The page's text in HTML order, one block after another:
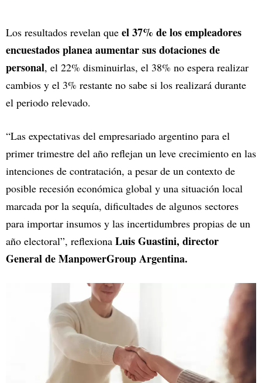
Los resultados revelan que el 37% de los empleadores
encuestados planea aumentar sus dotaciones de
personal, el 22% disminuirlas, el 38% no espera realizar
cambios y el 3% restante no sabe si los realizará durante
el periodo relevado.
“Las expectativas del empresariado argentino para el
primer trimestre del año reflejan un leve crecimiento en las
intenciones de contratación, a pesar de un contexto de
posible recesión económica global y una situación local
marcada por la sequía, dificultades de algunos sectores
para importar insumos y las incertidumbres propias de un
año electoral”, reflexiona Luis Guastini, director
General de ManpowerGroup Argentina.